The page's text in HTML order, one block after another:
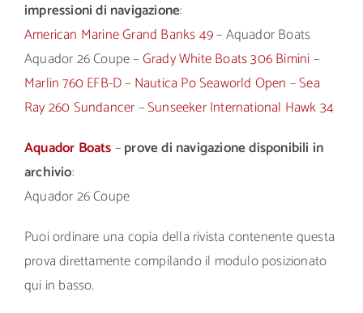
impressioni di navigazione:
American Marine Grand Banks 49– Aquador Boats
Aquador 26 Coupe –Grady White Boats 306 Bimini–
Marlin 760 EFB-D– Nautica Po Seaworld Open –Sea
Ray 260 Sundancer–Sunseeker International Hawk 34
Aquador Boats–prove di navigazione disponibili in
archivio:
Aquador 26 Coupe
Puoi ordinare una copia della rivista contenente questa
prova direttamente compilando il modulo posizionato
qui in basso.